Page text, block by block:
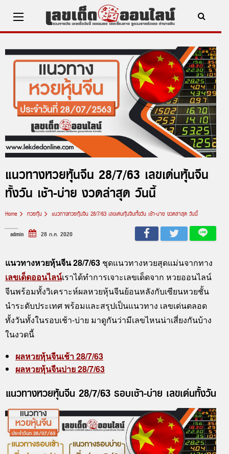
content
แนวทางหวยหุ้นจีน 28/7/63 เลขเด่นหุ้นจีน
ทั้งวัน เช้า-บ่าย งวดล่าสุด วันนี้
Home หวยหุ้น แนวทางหวยหุ้นจีน 28/7/63 เลขเด่นหุ้นจีนทั้งวัน เช้า-บ่าย งวดล่าสุด วันนี้
admin 28 ก.ค. 2020
แนวทางหวยหุ้นจีน 28/7/63 ชุดแนวทางหวยสุดแม่นจากทาง
เลขเด็ดออนไลน์เราได้ทำการเจาะเลขเด็ดจาก หวยออนไลน์
จีนพร้อมทั้งวิเคราะห์ผลหวยหุ้นจีนย้อนหลังกับเซียนหวยชั้น
นำระดับประเทศ พร้อมและสรุปเป็นแนวทาง เลขเด่นตลอด
ทั้งวันทั้งในรอบเช้า-บ่าย มาดูกันว่ามีเลขไหนน่าเสี่ยงกันบ้าง
ในงวดนี้
ผลหวยหุ้นจีนเช้า 28/7/63
ผลหวยหุ้นจีนบ่าย 28/7/63
แนวทางหวยหุ้นจีน 28/7/63 รอบเช้า-บ่าย เลขเด่นทั้งวัน
x ปิดโฆษณา